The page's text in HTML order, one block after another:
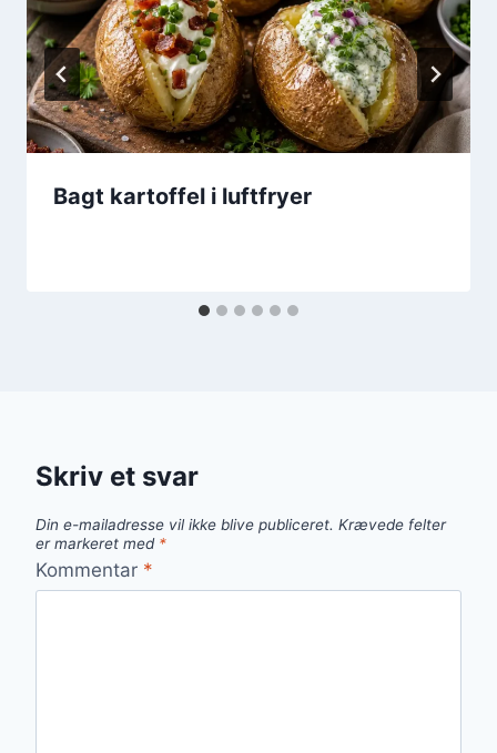
Bagt kartoffel i luftfryer
Skriv et svar
Din e-mailadresse vil ikke blive publiceret. Krævede felter
er markeret med *
Kommentar *